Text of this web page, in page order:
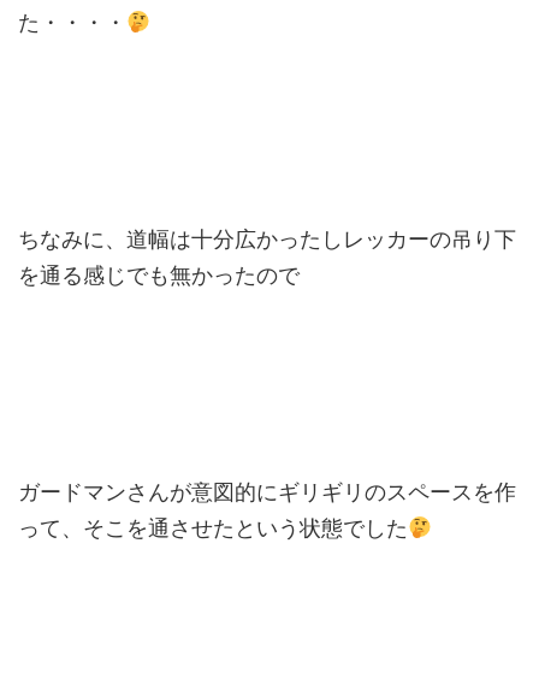
た・・・・
ちなみに、道幅は十分広かったしレッカーの吊り下
を通る感じでも無かったので
ガードマンさんが意図的にギリギリのスペースを作
って、そこを通させたという状態でした